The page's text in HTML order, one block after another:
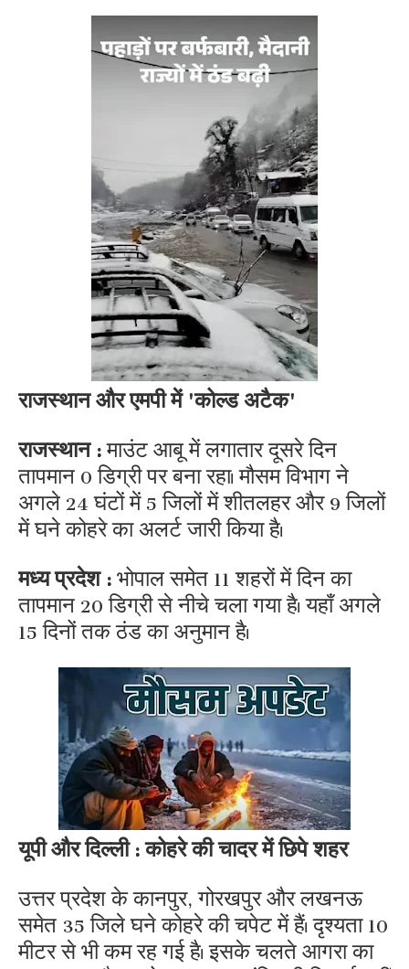
राजस्थान और एमपी में 'कोल्ड अटैक'
राजस्थान :माउंट आबू में लगातार दूसरे दिन
तापमान 0 डिग्री पर बना रहा। मौसम विभाग ने
अगले 24 घंटों में 5 जिलों में शीतलहर और 9 जिलों
में घने कोहरे का अलर्ट जारी किया है।
मध्य प्रदेश :भोपाल समेत 11 शहरों में दिन का
तापमान 20 डिग्री से नीचे चला गया है। यहाँ अगले
15 दिनों तक ठंड का अनुमान है।
यूपी और दिल्ली : कोहरे की चादर में छिपे शहर
उत्तर प्रदेश के कानपुर, गोरखपुर और लखनऊ
समेत 35 जिले घने कोहरे की चपेट में हैं। दृश्यता 10
मीटर से भी कम रह गई है। इसके चलते आगरा का